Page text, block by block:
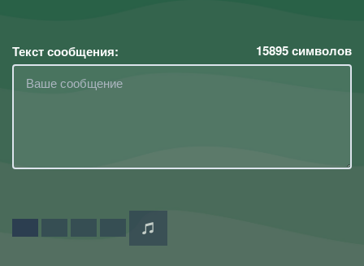
Текст сообщения: 15895символов